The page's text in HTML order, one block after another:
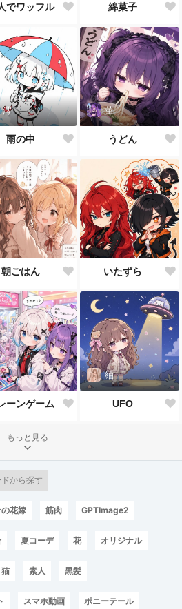
でワッフル 綿菓子
澪
雨の中
菫
うどん
朝ごはん いたずら
ーンゲーム
紬
UFO
もっと見る
から探す
花嫁 筋肉 GPTImage2
夏コーデ 花 オリジナル
猫 素人 黒髪
スマホ動画 ポニーテール